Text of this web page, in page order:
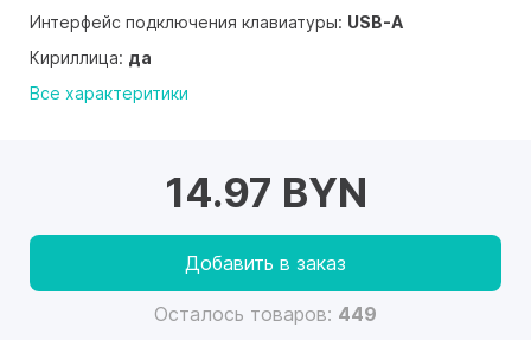
Интерфейс подключения клавиатуры: USB-A
Кириллица: да
Все характеритики
14.97 BYN
Добавить в заказ
Осталось товаров: 449